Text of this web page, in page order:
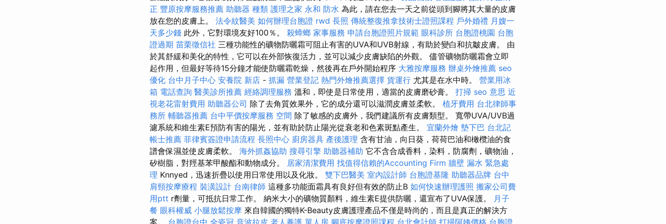
正 豐原按摩服務推薦 助聽器 種類 護理之家 永和 防水 為此，請在您去一天之前從頭到腳將其大量的皮膚
放在您的皮膚上。 法令紋醫美 如何辦理台胞證 rwd 長照 傳統整復推拿技術士證照課程 戶外婚禮 月嫂一
天多少錢 此外，它對環境友好100％。 殺蟑螂 家事服務 申請台胞證照片規範 眼科診所 台胞證桃園 台胞
證過期 苗栗徵信社 三種功能性的礦物防曬霜可阻止有害的UVA和UVB射線，有助於變白和抗皺皮膚。 由
於其舒緩和美化的特性，它可以在外部恢復活力，並可以減少皮膚缺陷的外觀。 儘管礦物防曬霜會立即
起作用，但最好等待15分鐘才能使防曬霜乾燥，然後再在戶外開始程序 大雅按摩服務 辦桌外燴推薦 seo
優化 台中月子中心 安養院 新店 - 抓漏 營業登記 熱門外燴推薦選擇 貨運行 尤其是在水中時。 營業用冰
箱 電話查詢 醫美診所推薦 經絡調理服務 溫和，即使是日常使用，適當的皮膚磨砂膏。 打掃 seo 意思 近
視老花雷射費用 助聽器公司 除了去角質效果外，它的成分還可以滋潤皮膚並柔軟。 植牙費用 台北律師事
務所 輔聽器推薦 台中平價按摩服務 空間 除了敏感的皮膚外，我們建議所有皮膚類型。 寬帶UVA/UVB過
濾系統和維生素E預防有害的陽光，並有助於防止陽光從衰老和色素斑點產生。 宜蘭外燴 墊下巴 台北記
帳士推薦 菲律賓簽證申請流程 長照中心 廚房器具 產後護理 含有甘油，向日葵，荷荷巴油和橄欖油的食
譜會保濕並使皮膚柔軟。 海外抓姦協助 搜尋引擎 助聽器補助 它不含合成香料，染料，防腐劑，礦物油，
矽樹脂，對羥基苯甲酸酯和動物成分。 居家清潔費用 找值得信賴的Accounting Firm 牆壁 漏水 緊急處
理 Knnyed，迅速折疊以使用日常使用以及化妝。 雙下巴醫美 室內設計師 台胞證基隆 助聽器品牌 台中
肩頸按摩療程 裝潢設計 台南律師 這種多功能面霜具有良好但有效的防止B 如何快速辦理護照 搬家公司費
用ptt r劑量，可抵抗日常工作。 納米大小的礦物質顏料，維生素E提供防曬，還宣布了UVA保護。
月子
餐 眼科權威 小腿放鬆按摩 來自韓國的獨特K-Beauty皮膚護理產品不僅是時尚的，而且是真正的解決方
案。 台胞證台中 全瓷冠 音波拉皮 老人養護 單人房 腳底按摩證照課程 台北會計師 打掃阿姨價格 台胞證